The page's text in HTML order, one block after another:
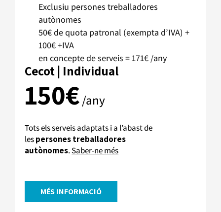
Exclusiu persones treballadores
autònomes
50€ de quota patronal (exempta d’IVA) +
100€ +IVA
en concepte de serveis = 171€ /any
Cecot | Individual
150€/any
Tots els serveis adaptats i a l’abast de
lespersones treballadores
autònomes.Saber-ne més
MÉS INFORMACIÓ